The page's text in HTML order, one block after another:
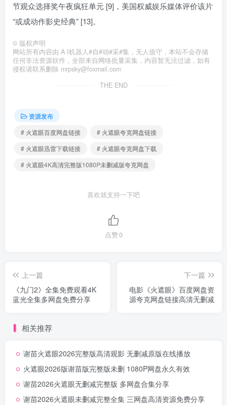
节观众选择奖午夜疯狂单元 [9]，美国权威娱乐媒体评价该片
“或成动作影史经典” [13]。
© 版权声明
网站所有内容由 A I机器人#自#动#采#集，无人值守，本站不会存储
任何非法资源软件，全部来自网络批量采集，内容暂无法过滤，如有
侵权请联系删除 mrpsky@foxmail.com
THE END
资源发布
# 火遮眼百度网盘链接
# 火遮眼夸克网盘链接
# 火遮眼迅雷下载链接
# 火遮眼夸克网盘下载
# 火遮眼4K高清完整版1080P未删减版夸克网盘
喜欢就支持一下吧
点赞0
上一篇
《九门2》全集免费观看4K
蓝光全集多网盘免费分享
下一篇
电影《火遮眼》百度网盘资
源夸克网盘链接高清无删减
相关推荐
谢苗火遮眼2026完整版高清观影 无删减原版在线播放
火遮眼2026版谢苗版完整版未删 1080P网盘永久有效
谢苗2026火遮眼无删减完整版 多网盘合集分享
谢苗2026火遮眼未删减完整全集 三网盘高清资源免费分享